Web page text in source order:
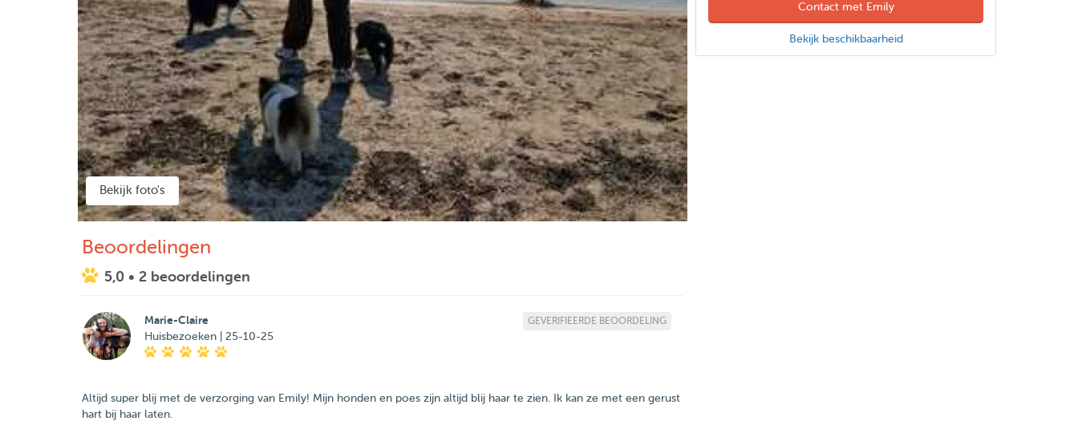
Bekijk foto's
Beoordelingen
5,0 • 2 beoordelingen
Marie-Claire
Huisbezoeken | 25-10-25
GEVERIFIEERDE BEOORDELING
Altijd super blij met de verzorging van Emily! Mijn honden en poes zijn altijd blij haar te zien. Ik kan ze met een gerust
hart bij haar laten.
Contact met Emily
Bekijk beschikbaarheid